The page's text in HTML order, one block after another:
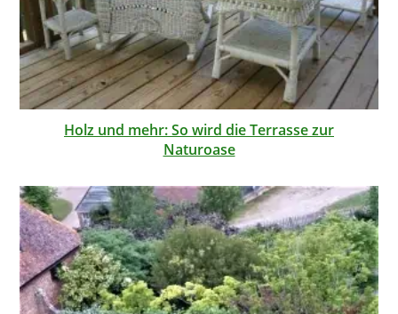
Holz und mehr: So wird die Terrasse zur
Naturoase